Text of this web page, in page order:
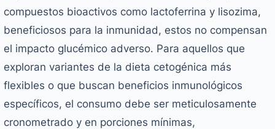
compuestos bioactivos como lactoferrina y lisozima,
beneficiosos para la inmunidad, estos no compensan
el impacto glucémico adverso. Para aquellos que
exploran variantes de la dieta cetogénica más
flexibles o que buscan beneficios inmunológicos
específicos, el consumo debe ser meticulosamente
cronometrado y en porciones mínimas,